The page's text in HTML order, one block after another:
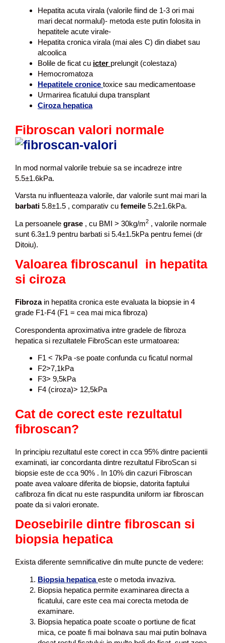
Hepatita acuta virala (valorile fiind de 1-3 ori mai
mari decat normalul)- metoda este putin folosita in
hepatitele acute virale-
Hepatita cronica virala (mai ales C) din diabet sau
alcoolica
Bolile de ficat cu icter prelungit (colestaza)
Hemocromatoza
Hepatitele cronice toxice sau medicamentoase
Urmarirea ficatului dupa transplant
Ciroza hepatica
Fibroscan valori normale
In mod normal valorile trebuie sa se incadreze intre
5.5±1.6kPa.
Varsta nu influenteaza valorile, dar valorile sunt mai mari la
barbati 5.8±1.5 , comparativ cu femeile 5.2±1.6kPa.
La persoanele grase , cu BMI > 30kg/m2 , valorile normale
sunt 6.3±1.9 pentru barbati si 5.4±1.5kPa pentru femei (dr
Ditoiu).
Valoarea fibroscanul in hepatita
si ciroza
Fibrozain hepatita cronica este evaluata la biopsie in 4
grade F1-F4 (F1 = cea mai mica fibroza)
Corespondenta aproximativa intre gradele de fibroza
hepatica si rezultatele FibroScan este urmatoarea:
F1 < 7kPa -se poate confunda cu ficatul normal
F2>7,1kPa
F3> 9,5kPa
F4 (ciroza)> 12,5kPa
Cat de corect este rezultatul
fibroscan?
In principiu rezultatul este corect in cca 95% dintre pacientii
examinati, iar concordanta dintre rezultatul FibroScan si
biopsie este de cca 90% . In 10% din cazuri Fibroscan
poate avea valoare diferita de biopsie, datorita faptului
cafibroza fin dicat nu este raspundita uniform iar fibroscan
poate da si valori eronate.
Deosebirile dintre fibroscan si
biopsia hepatica
Exista diferente semnificative din multe puncte de vedere:
Biopsia hepatica este o metoda invaziva.
Biopsia hepatica permite examinarea directa a
ficatului, care este cea mai corecta metoda de
examinare.
Biopsia hepatica poate scoate o portiune de ficat
mica, ce poate fi mai bolnava sau mai putin bolnava